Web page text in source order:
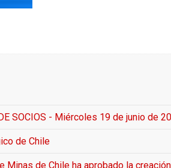
SOCIOS - Miércoles 19 de junio de
de Chile
de Chile ha aprobado la